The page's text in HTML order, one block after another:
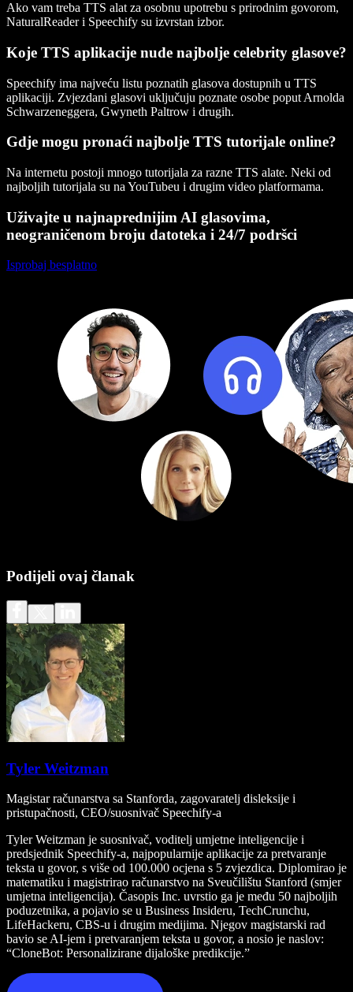
Ako vam treba TTS alat za osobnu upotrebu s prirodnim govorom,
NaturalReader i Speechify su izvrstan izbor.
Koje TTS aplikacije nude najbolje celebrity glasove?
Speechify ima najveću listu poznatih glasova dostupnih u TTS
aplikaciji. Zvjezdani glasovi uključuju poznate osobe poput Arnolda
Schwarzeneggera, Gwyneth Paltrow i drugih.
Gdje mogu pronaći najbolje TTS tutorijale online?
Na internetu postoji mnogo tutorijala za razne TTS alate. Neki od
najboljih tutorijala su na YouTubeu i drugim video platformama.
Uživajte u najnaprednijim AI glasovima,
neograničenom broju datoteka i 24/7 podršci
Isprobaj besplatno
Podijeli ovaj članak
Tyler Weitzman
Magistar računarstva sa Stanforda, zagovaratelj disleksije i
pristupačnosti, CEO/suosnivač Speechify-a
Tyler Weitzman je suosnivač, voditelj umjetne inteligencije i
predsjednik Speechify-a, najpopularnije aplikacije za pretvaranje
teksta u govor, s više od 100.000 ocjena s 5 zvjezdica. Diplomirao je
matematiku i magistrirao računarstvo na Sveučilištu Stanford (smjer
umjetna inteligencija). Časopis Inc. uvrstio ga je među 50 najboljih
poduzetnika, a pojavio se u Business Insideru, TechCrunchu,
LifeHackeru, CBS-u i drugim medijima. Njegov magistarski rad
bavio se AI-jem i pretvaranjem teksta u govor, a nosio je naslov:
“CloneBot: Personalizirane dijaloške predikcije.”